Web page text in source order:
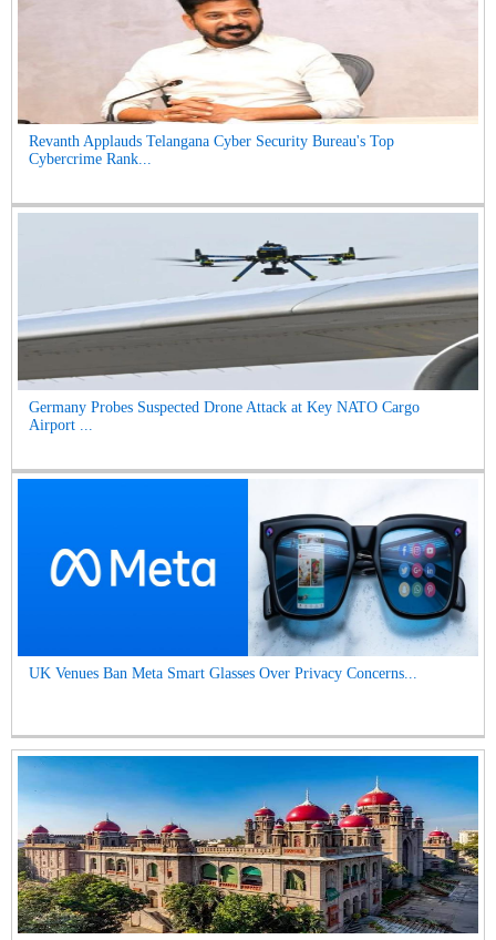
Revanth Applauds Telangana Cyber Security Bureau's Top
Cybercrime Rank...
Germany Probes Suspected Drone Attack at Key NATO Cargo
Airport ...
UK Venues Ban Meta Smart Glasses Over Privacy Concerns...